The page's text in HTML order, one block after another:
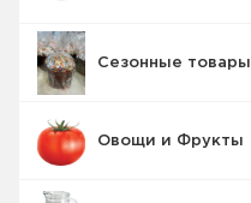
Сезонные товары
Овощи и Фрукты